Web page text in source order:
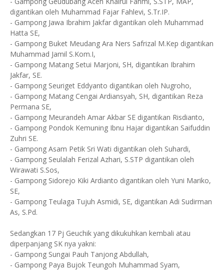
digantikan oleh Muhammad Fajar Fahlevi, S.Tr.IP.
- Gampong Jawa Ibrahim Jakfar digantikan oleh Muhammad
Hatta SE,
- Gampong Buket Meudang Ara Ners Safrizal M.Kep digantikan
Muhammad Jamil S.Kom.I,
- Gampong Matang Setui Marjoni, SH, digantikan Ibrahim
Jakfar, SE.
- Gampong Seuriget Eddyanto digantikan oleh Nugroho,
- Gampong Matang Cengai Ardiansyah, SH, digantikan Reza
Permana SE,
- Gampong Meurandeh Amar Akbar SE digantikan Risdianto,
- Gampong Pondok Kemuning Ibnu Hajar digantikan Saifuddin
Zuhri SE.
- Gampong Asam Petik Sri Wati digantikan oleh Suhardi,
- Gampong Seulalah Ferizal Azhari, S.STP digantikan oleh
Wirawati S.Sos,
- Gampong Sidorejo Kiki Ardianto digantikan oleh Yuni Mariko,
SE,
- Gampong Teulaga Tujuh Asmidi, SE, digantikan Adi Sudirman
As, S.Pd.
Sedangkan 17 Pj Geuchik yang dikukuhkan kembali atau
diperpanjang SK nya yakni:
- Gampong Sungai Pauh Tanjong Abdullah,
- Gampong Paya Bujok Teungoh Muhammad Syam,